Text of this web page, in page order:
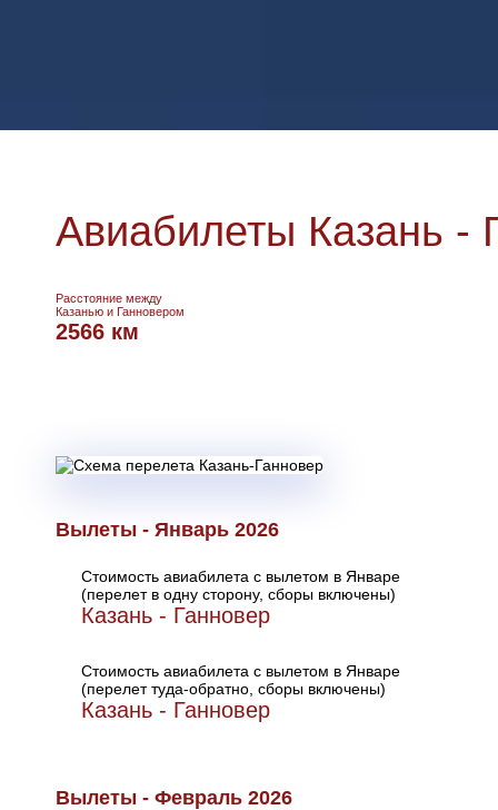
Авиабилеты Казань -
Расстояние между
Казанью и Ганновером
2566 км
Вылеты - Январь 2026
Стоимость авиабилета с вылетом в Январе
(перелет в одну сторону, сборы включены)
Казань - Ганновер
Стоимость авиабилета с вылетом в Январе
(перелет туда-обратно, сборы включены)
Казань - Ганновер
Вылеты - Февраль 2026